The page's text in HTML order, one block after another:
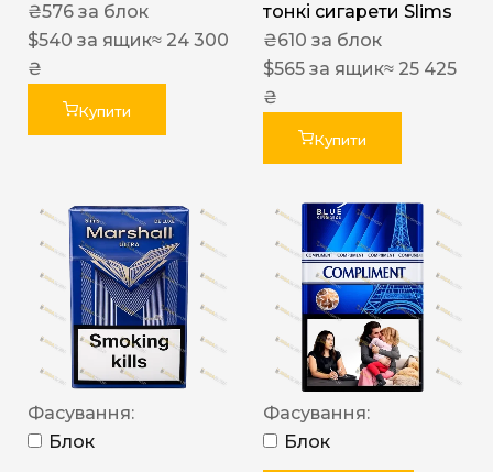
₴576 за блок
$540 за ящик≈ 24 300
₴
Купити
тонкі сигарети Slims
₴610 за блок
$565 за ящик≈ 25 425
₴
Купити
Фасування:
Блок
Фасування:
Блок